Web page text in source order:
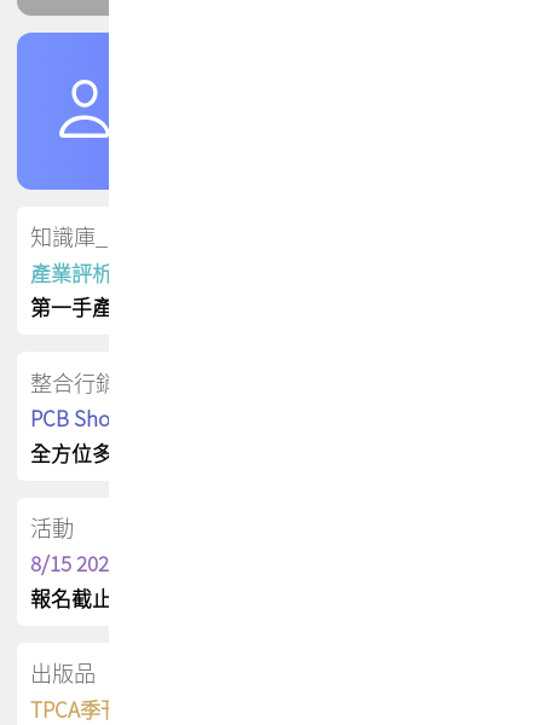
知識庫_會員專屬
產業評析報告
第一手產業資訊
整合行銷
PCB Shop 採購指南
全方位多元曝光方案
活動
8/15 2026 TPCA健康盃保齡球聯誼賽
報名截止日 : 8/3 活動日期 : 8/15
出版品
TPCA季刊 FREE 線上版